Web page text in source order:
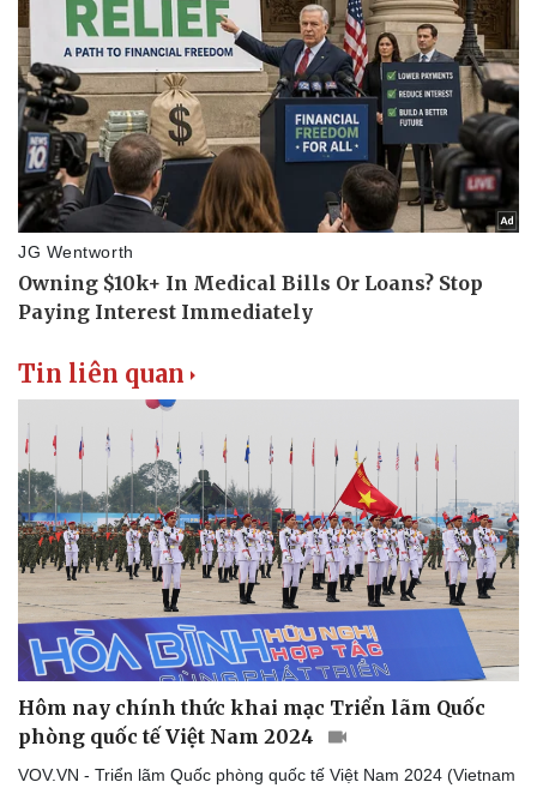
Du lịch
Tư vấn
Săn Tour
check-in
Podcast
Câu chuyện thời sự
Đọc truyện đêm khuya
Cửa sổ tình yêu
Kể chuyện cho bé
Tin liên quan
Hôm nay chính thức khai mạc Triển lãm Quốc
phòng quốc tế Việt Nam 2024
VOV.VN - Triển lãm Quốc phòng quốc tế Việt Nam 2024 (Vietnam